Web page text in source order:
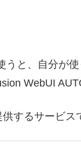
うと、自分が
WebUI
するサービス